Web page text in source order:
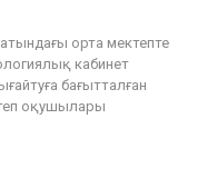
орта мектепте
кабинет
бағытталған
оқушылары